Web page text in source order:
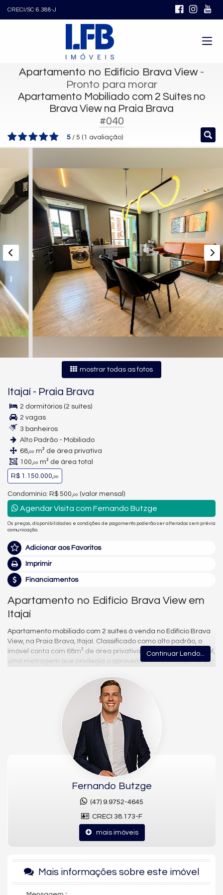
CRECI/SC 6.388-J
Apartamento no Edifício Brava View-
Pronto para morar
Apartamento Mobiliado com 2 Suítes no
Brava View na Praia Brava
#040
5 / 5 ( 1 avaliação)
mostrar todas as fotos
Itajaí - Praia Brava
2 dormitórios (2 suítes)
2 vagas
3 banheiros
Alto Padrão - Mobiliado
68,00 m² de área privativa
100,00 m² de área total
R$ 1.150.000,00
Condomínio: R$ 500, 00 (valor mensal)
Agendar Visita com Fernando Butzge
Os preços, disponibilidades e condições de pagamento poderão ser alterados sem prévia
comunicação.
Adicionar aos Favoritos
Imprimir
Financiamentos
Apartamento no Edifício Brava View em
Itajaí
Apartamento mobiliado com 2 suítes à venda no Edifício Brava
View, na Praia Brava, Itajaí. Classificado como alto padrão, o
imóvel conta com 68m² de área privativa e 100m² de área total,
uma metragem que privilegia o aproveitamento inteligente do
São 2 dormitórios, ambos em suíte, além de 3 banheiros e 2
vagas de garagem — uma configuração prática para quem
busca conforto sem abrir mão da praticidade do dia a dia.
O apartamento é entregue mobiliado, pronto para morar ou
para investir, facilitando a rotina de quem deseja usufruir do
imóvel sem complicações.
Localizado na Rua Aririba, na Praia Brava, em Itajaí, este
apartamento de alto padrão está avaliado em R$ 1.150.000,
uma boa oportunidade na região.
Continuar Lendo...
Fernando Butzge
(47) 9.9752-4645
CRECI 38.173-F
mais imóveis
Mais informações sobre este imóvel